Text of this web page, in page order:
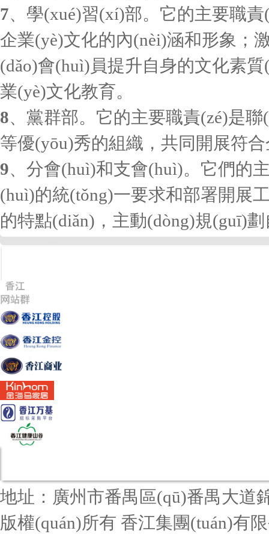
7、學(xué)習(xí)部。它的主
企業(yè)文化的內(nèi)涵和形象
(dǎo)會(huì)員提升自身的文化素
業(yè)文化教育。
8、黨群部。它的主要職責(zé)是
等優(yōu)秀的組織，共同開展
9、分會(huì)和支會(huì)。它們
(huì)的統(tǒng)一要求和部署開展
的特點(diǎn)，主動(dòng)規(guī)
地址：廣州市番禺區(qū)番禺大道
版權(quán)所有 香江集團(tuán)有